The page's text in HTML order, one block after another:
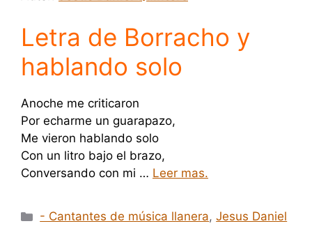
Letra de Borracho y
hablando solo
Anoche me criticaron
Por echarme un guarapazo,
Me vieron hablando solo
Con un litro bajo el brazo,
Conversando con mi … Leer mas.
Categorías
- Cantantes de música llanera,Jesus Daniel